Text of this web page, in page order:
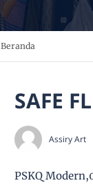
Beranda
SAFE
Assiry Art
PSKQ